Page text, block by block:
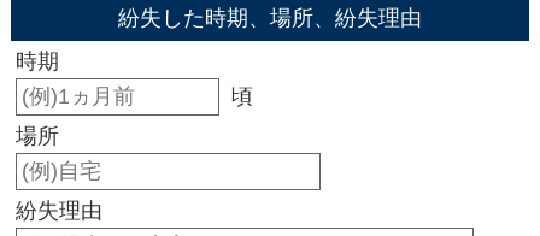
紛失した時期、場所、紛失理由
時期
頃
場所
紛失理由